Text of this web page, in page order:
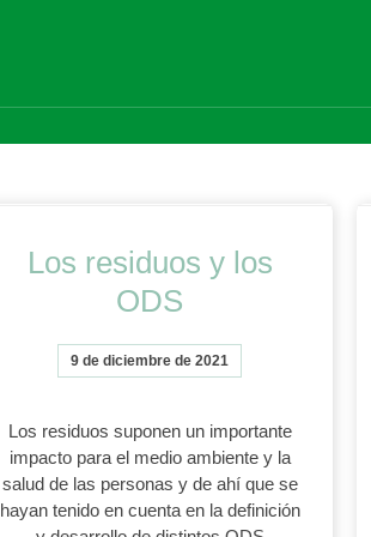
Los residuos y los
ODS
9 de diciembre de 2021
Los residuos suponen un importante
impacto para el medio ambiente y la
salud de las personas y de ahí que se
hayan tenido en cuenta en la definición